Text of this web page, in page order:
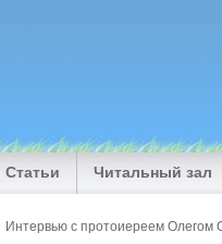
Статьи Читальный зал
Интервью с протоиереем Олегом